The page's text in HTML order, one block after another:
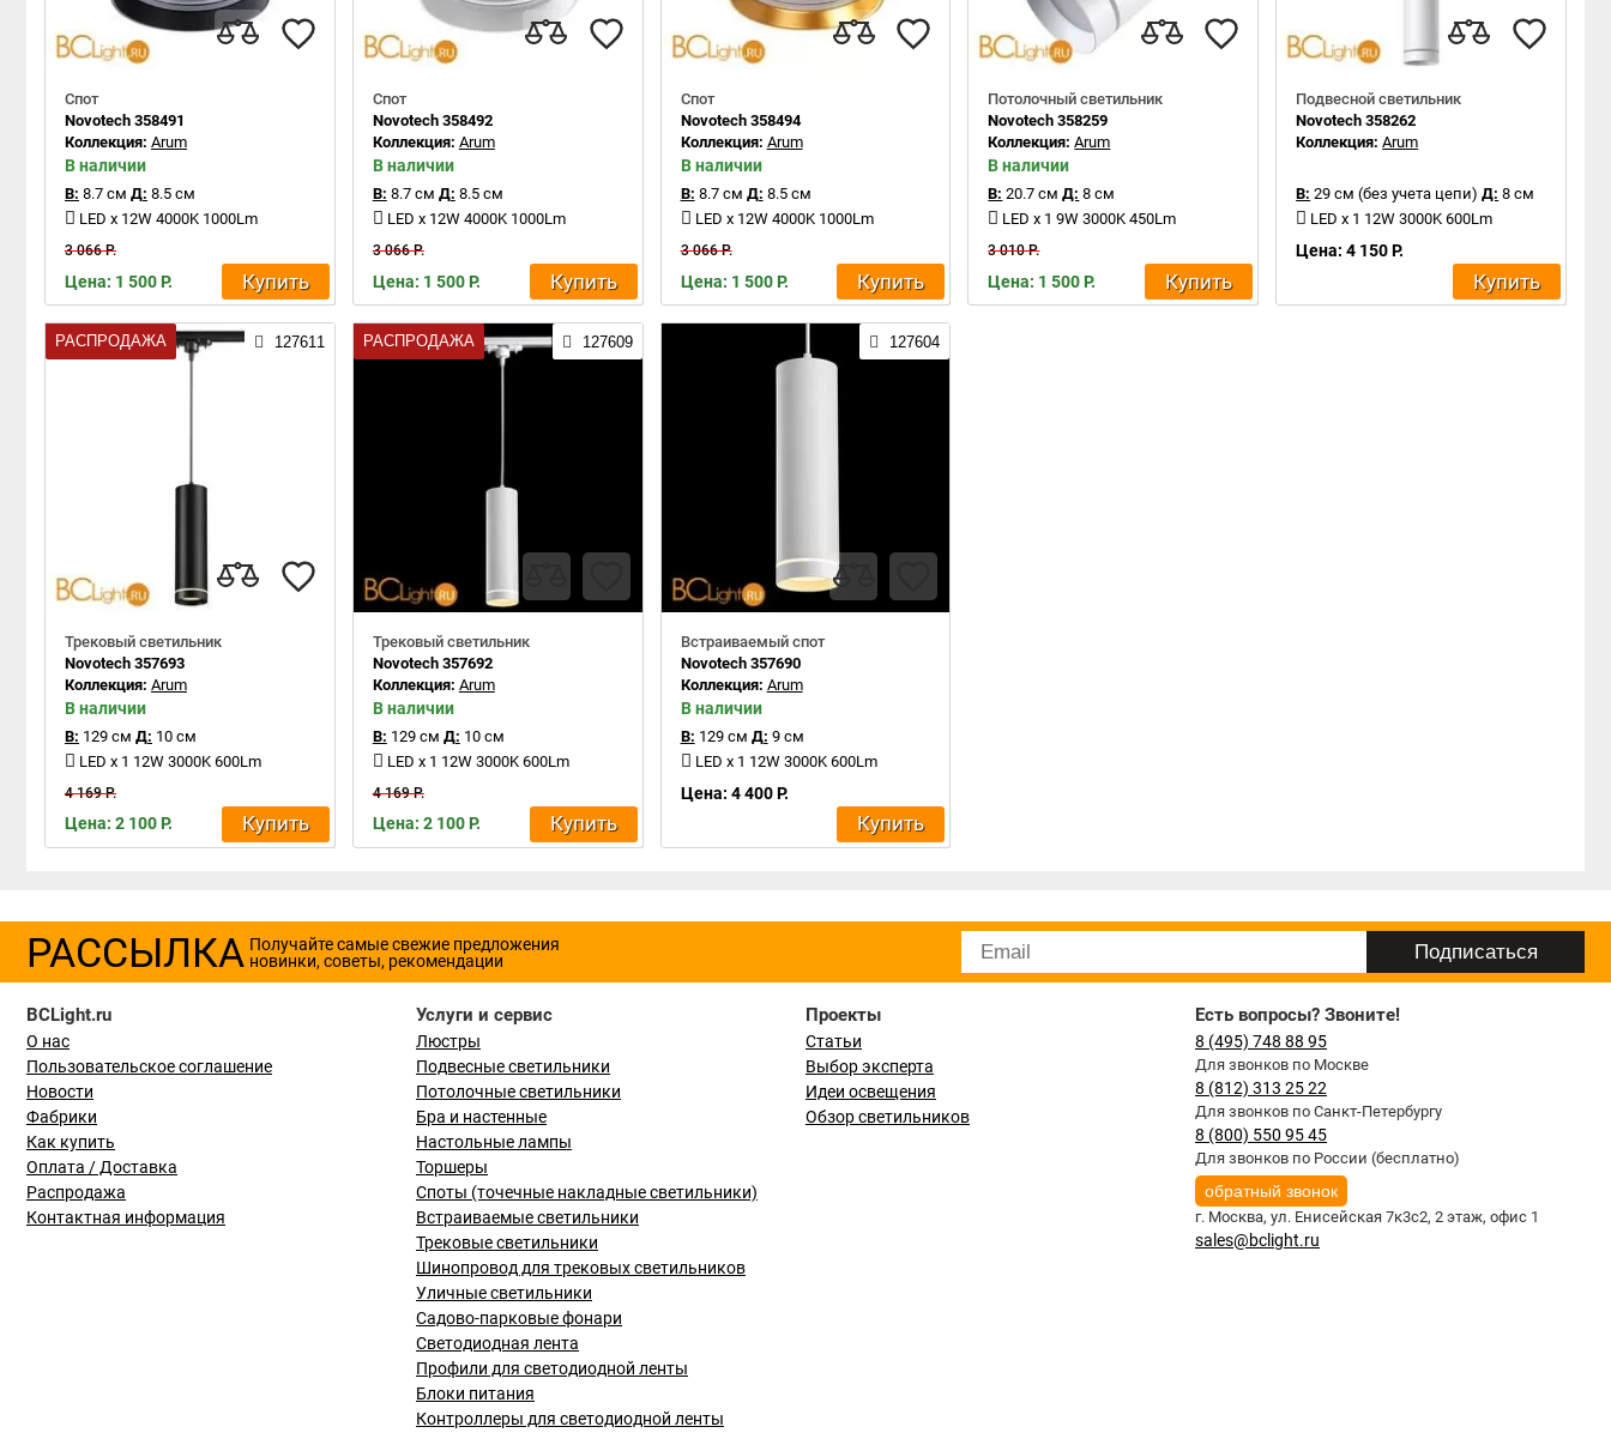
Спот
Novotech 358491
Коллекция: Arum
В наличии
В: 8.7 см Д: 8.5 см
LED x 12W 4000K 1000Lm
3 066 Р.
Цена: 1 500 Р. Купить
Спот
Novotech 358492
Коллекция: Arum
В наличии
В: 8.7 см Д: 8.5 см
LED x 12W 4000K 1000Lm
3 066 Р.
Цена: 1 500 Р. Купить
Спот
Novotech 358494
Коллекция: Arum
В наличии
В: 8.7 см Д: 8.5 см
LED x 12W 4000K 1000Lm
3 066 Р.
Цена: 1 500 Р. Купить
Потолочный светильник
Novotech 358259
Коллекция:Arum
В наличии
В: 20.7 см Д: 8 см
LED x 1 9W 3000K 450Lm
3 010 Р.
Цена: 1 500 Р. Купить
Подвесной светильник
Novotech 358262
Коллекция:Arum
В: 29 см (без учета цепи) Д: 8 см
LED x 1 12W 3000K 600Lm
Цена: 4 150 Р.
Купить
РАСПРОДАЖА 127611
Трековый светильник
Novotech 357693
Коллекция: Arum
В наличии
В: 129 см Д: 10 см
LED x 1 12W 3000K 600Lm
4 169 Р.
Цена: 2 100 Р. Купить
РАСПРОДАЖА 127609
Трековый светильник
Novotech 357692
Коллекция: Arum
В наличии
В: 129 см Д: 10 см
LED x 1 12W 3000K 600Lm
4 169 Р.
Цена: 2 100 Р. Купить
127604
Встраиваемый спот
Novotech 357690
Коллекция: Arum
В наличии
В: 129 см Д: 9 см
LED x 1 12W 3000K 600Lm
Цена: 4 400 Р.
Купить
РАССЫЛКА Получайте самые свежие предложения
новинки, советы, рекомендации
BCLight.ru
О нас
Пользовательское соглашение
Новости
Фабрики
Как купить
Оплата / Доставка
Распродажа
Контактная информация
Услуги и сервис
Люстры
Подвесные светильники
Потолочные светильники
Бра и настенные
Настольные лампы
Торшеры
Споты (точечные накладные светильники)
Встраиваемые светильники
Трековые светильники
Шинопровод для трековых светильников
Уличные светильники
Садово-парковые фонари
Светодиодная лента
Профили для светодиодной ленты
Блоки питания
Контроллеры для светодиодной ленты
Проекты
Статьи
Выбор эксперта
Идеи освещения
Обзор светильников
Есть вопросы? Звоните!
8 (495) 748 88 95
Для звонков по Москве
8 (812) 313 25 22
Для звонков по Санкт-Петербургу
8 (800) 550 95 45
Для звонков по России (бесплатно)
обратный звонок
г. Москва, ул. Енисейская 7к3с2, 2 этаж, офис 1
sales@bclight.ru